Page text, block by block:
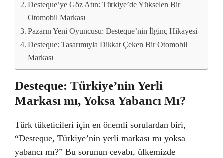
Desteque’ye Göz Atın: Türkiye’de Yükselen Bir
Otomobil Markası
Pazarın Yeni Oyuncusu: Desteque’nin İlginç Hikayesi
Desteque: Tasarımıyla Dikkat Çeken Bir Otomobil
Markası
Desteque: Türkiye’nin Yerli
Markası mı, Yoksa Yabancı Mı?
Türk tüketicileri için en önemli sorulardan biri,
“Desteque, Türkiye’nin yerli markası mı yoksa
yabancı mı?” Bu sorunun cevabı, ülkemizde